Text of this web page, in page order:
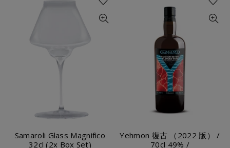
Samaroli Glass Magnifico
32cl (2x Box Set)
Yehmon 復古 （2022 版） /
70cl 49% /